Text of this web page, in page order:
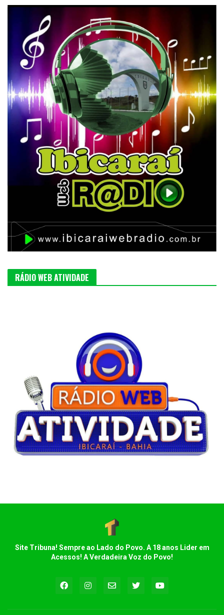
RÁDIO WEB ATIVIDADE
Site Tribuna! Sempre ao Lado do Povo. A 18 anos Lider em
Acessos! A Verdadeira Voz do Povo!